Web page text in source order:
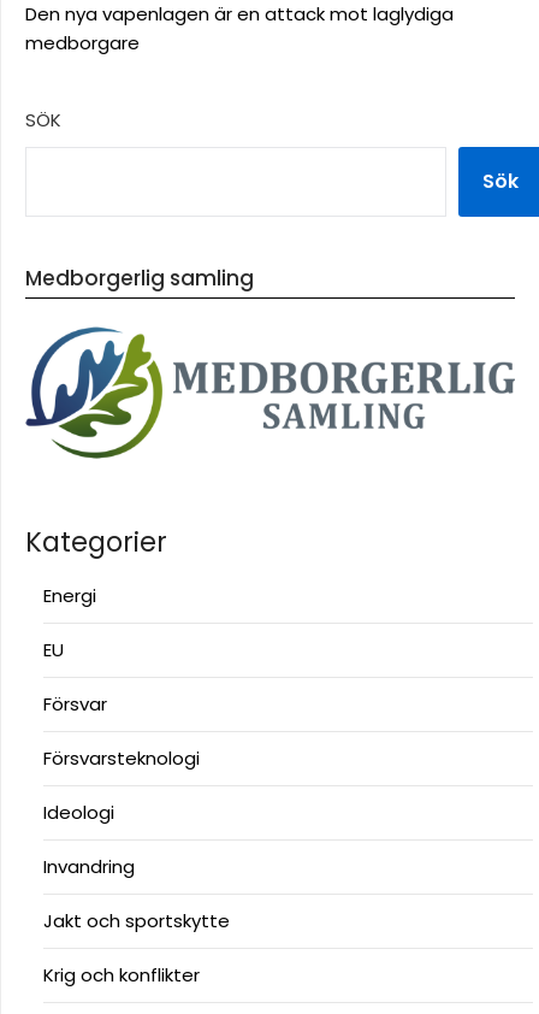
Den nya vapenlagen är en attack mot laglydiga
medborgare
SÖK
Sök
Medborgerlig samling
Kategorier
Energi
EU
Försvar
Försvarsteknologi
Ideologi
Invandring
Jakt och sportskytte
Krig och konflikter